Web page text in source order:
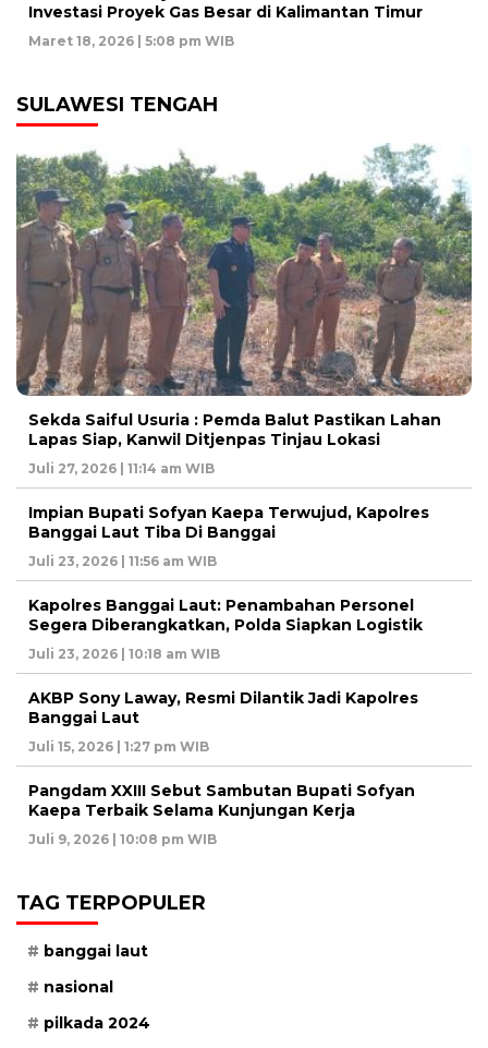
Investasi Proyek Gas Besar di Kalimantan Timur
Maret 18, 2026 | 5:08 pm WIB
SULAWESI TENGAH
Sekda Saiful Usuria : Pemda Balut Pastikan Lahan
Lapas Siap, Kanwil Ditjenpas Tinjau Lokasi
Juli 27, 2026 | 11:14 am WIB
Impian Bupati Sofyan Kaepa Terwujud, Kapolres
Banggai Laut Tiba Di Banggai
Juli 23, 2026 | 11:56 am WIB
Kapolres Banggai Laut: Penambahan Personel
Segera Diberangkatkan, Polda Siapkan Logistik
Juli 23, 2026 | 10:18 am WIB
AKBP Sony Laway, Resmi Dilantik Jadi Kapolres
Banggai Laut
Juli 15, 2026 | 1:27 pm WIB
Pangdam XXIII Sebut Sambutan Bupati Sofyan
Kaepa Terbaik Selama Kunjungan Kerja
Juli 9, 2026 | 10:08 pm WIB
TAG TERPOPULER
banggai laut
nasional
pilkada 2024